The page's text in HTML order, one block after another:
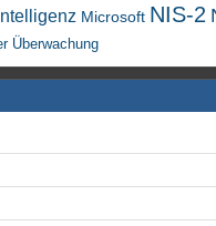
Microsoft NIS-2
Überwachung